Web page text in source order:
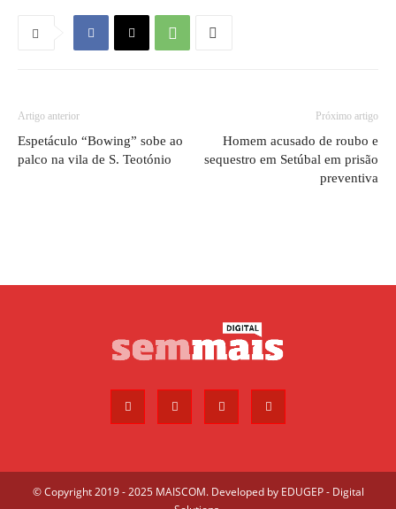
Artigo anterior
Espetáculo “Bowing” sobe ao
palco na vila de S. Teotónio
Próximo artigo
Homem acusado de roubo e
sequestro em Setúbal em prisão
preventiva
© Copyright 2019 - 2025 MAISCOM. Developed by EDUGEP - Digital